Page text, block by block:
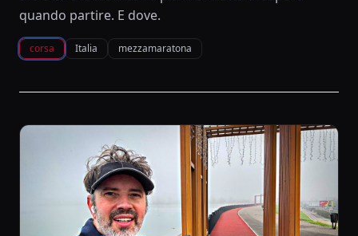
quando partire. E dove.
corsa Italia mezzamaratona